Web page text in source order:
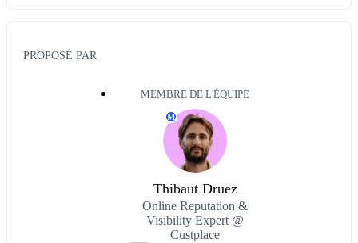
PROPOSÉ PAR
MEMBRE DE L'ÉQUIPE
M
Thibaut Druez
Online Reputation &
Visibility Expert @
Custplace